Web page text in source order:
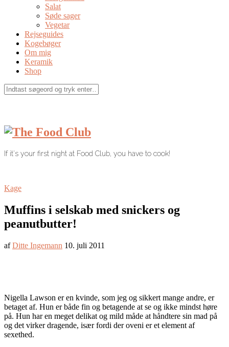
Salat
Søde sager
Vegetar
Rejseguides
Kogebøger
Om mig
Keramik
Shop
If it's your first night at Food Club, you have to cook!
Kage
Muffins i selskab med snickers og
peanutbutter!
afDitte Ingemann 10. juli 2011
Nigella Lawson er en kvinde, som jeg og sikkert mange andre, er
betaget af. Hun er både fin og betagende at se og ikke mindst høre
på. Hun har en meget delikat og mild måde at håndtere sin mad på
og det virker dragende, især fordi der oveni er et element af
sexethed.